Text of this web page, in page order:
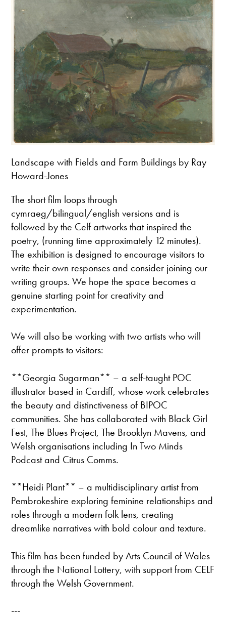
Landscape with Fields and Farm Buildings by Ray
Howard-Jones
The short film loops through
cymraeg/bilingual/english versions and is
followed by the Celf artworks that inspired the
poetry, (running time approximately 12 minutes).
The exhibition is designed to encourage visitors to
write their own responses and consider joining our
writing groups. We hope the space becomes a
genuine starting point for creativity and
experimentation.
We will also be working with two artists who will
offer prompts to visitors:
**Georgia Sugarman** – a self-taught POC
illustrator based in Cardiff, whose work celebrates
the beauty and distinctiveness of BIPOC
communities. She has collaborated with Black Girl
Fest, The Blues Project, The Brooklyn Mavens, and
Welsh organisations including In Two Minds
Podcast and Citrus Comms.
**Heidi Plant** – a multidisciplinary artist from
Pembrokeshire exploring feminine relationships and
roles through a modern folk lens, creating
dreamlike narratives with bold colour and texture.
This film has been funded by Arts Council of Wales
through the National Lottery, with support from CELF
through the Welsh Government.
---